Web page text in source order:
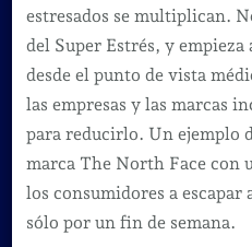
estresados se multiplican.
del Super Estrés, y empieza
desde el punto de vista
las empresas y las marcas
para reducirlo. Un ejemplo
marca The North Face con
los consumidores a escapar
sólo por un fin de semana.